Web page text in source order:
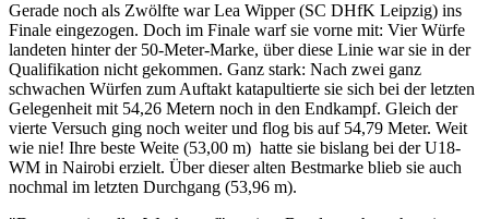
Gerade noch als Zwölfte war Lea Wipper (SC DHfK Leipzig) ins
Finale eingezogen. Doch im Finale warf sie vorne mit: Vier Würfe
landeten hinter der 50-Meter-Marke, über diese Linie war sie in der
Qualifikation nicht gekommen. Ganz stark: Nach zwei ganz
schwachen Würfen zum Auftakt katapultierte sie sich bei der letzten
Gelegenheit mit 54,26 Metern noch in den Endkampf. Gleich der
vierte Versuch ging noch weiter und flog bis auf 54,79 Meter. Weit
wie nie! Ihre beste Weite (53,00 m) hatte sie bislang bei der U18-
WM in Nairobi erzielt. Über dieser alten Bestmarke blieb sie auch
nochmal im letzten Durchgang (53,96 m).